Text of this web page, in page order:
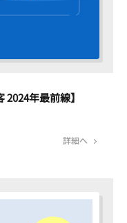
2024年最前線】
詳細へ